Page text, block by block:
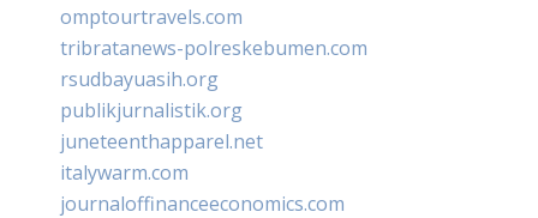
omptourtravels.com
tribratanews-polreskebumen.com
rsudbayuasih.org
publikjurnalistik.org
juneteenthapparel.net
italywarm.com
journaloffinanceeconomics.com